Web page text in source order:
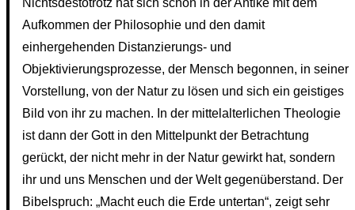
Aufkommen der Philosophie und den damit
einhergehenden Distanzierungs- und
Objektivierungsprozesse, der Mensch begonnen, in seiner
Vorstellung, von der Natur zu lösen und sich ein geistiges
Bild von ihr zu machen. In der mittelalterlichen Theologie
ist dann der Gott in den Mittelpunkt der Betrachtung
gerückt, der nicht mehr in der Natur gewirkt hat, sondern
ihr und uns Menschen und der Welt gegenüberstand. Der
Bibelspruch: „Macht euch die Erde untertan“, zeigt sehr